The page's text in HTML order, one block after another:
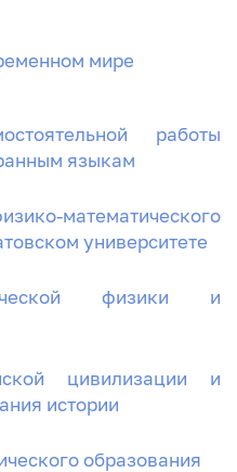
мире
работы
языкам
математического
университете
физики и
цивилизации и
истории
образования